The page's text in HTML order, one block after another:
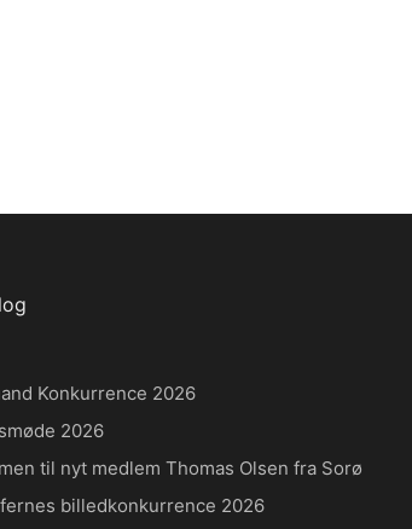
Konkurrence 2026
2026
til nyt medlem Thomas Olsen fra Sorø
billedkonkurrence 2026